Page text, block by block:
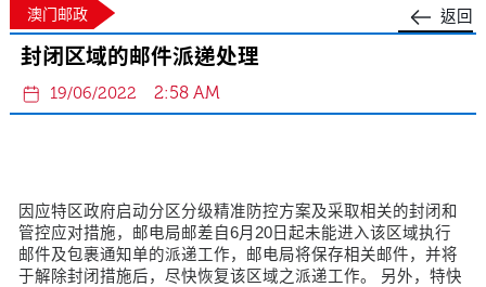
返回
澳门邮政
封闭区域的邮件派递处理
19/06/2022 2:58 AM
因应特区政府启动分区分级精准防控方案及采取相关的封闭和
管控应对措施，邮电局邮差自6月20日起未能进入该区域执行
邮件及包裹通知单的派递工作，邮电局将保存相关邮件，并将
于解除封闭措施后，尽快恢复该区域之派递工作。 另外，特快